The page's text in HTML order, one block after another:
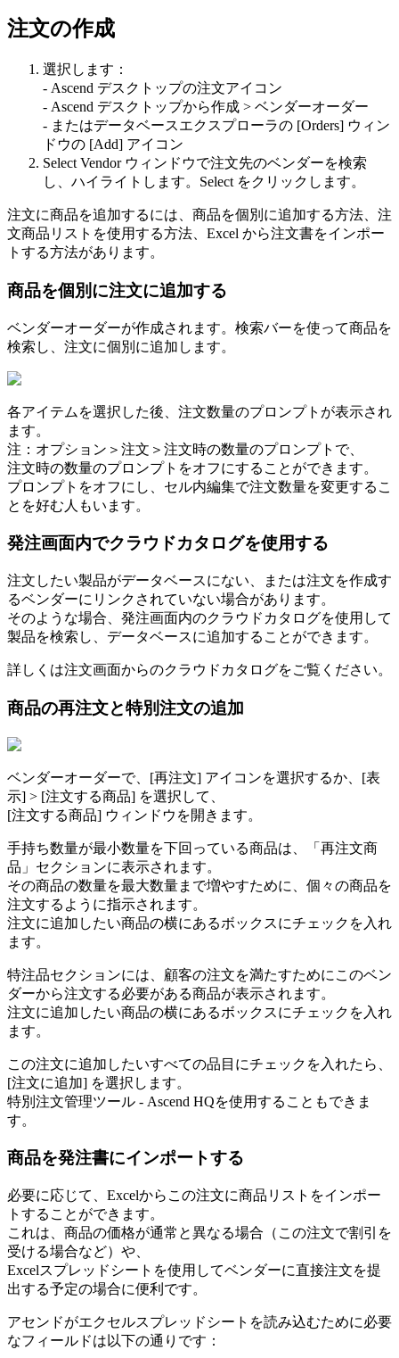
注文の作成
選択 し ま す ：
- Ascend デス ク ト ップの注文アイ コ ン
- Ascend デス ク ト ップから作成 > ベンダーオーダー
- ま たはデータベースエク スプロ ーラの [Orders] ウ ィ ン
ド ウの [Add] アイ コ ン
Select Vendor ウ ィ ン ド ウで注文先のベンダーを検索
し
ハイ ライ ト し ま す。 Select をク リ ッ ク し ま す。
注文に商品を追加するには 商品を個別 に追加する方法
注
文商品 リ ス ト を使用する方法 Excel から注文書をイ ンポー
ト する方法があ り ま す。
商品を個 別 に注文に追加する
ベンダーオーダーが作成されま す。 検索バーを使って商品を
検索 し 注文に個別 に追加 し ま す。
各アイ テ ム を選択 した後 注文数量のプロ ンプト が表示され
ま す。
注 ： オプシ ョ ン ＞ 注文 ＞ 注文時の数量のプロ ンプト で、
注文時の数量のプロ ンプト をオフにする こ と ができ ま す。
プロ ンプト をオフに し セル内編集で注文数量を変更する こ
と を好む 人 もい ま す。
発注画面内でクラウ ドカタ ログを使用する
注文 したい製品がデータベースにない ま たは注文を作成す
るベンダーに リ ンク されていない場合があ り ま す。
そのよ う な場合 発注画面内のクラ ウ ド カ タ ロ グを使用 して
製品を検索 し データベースに追加する こ と ができ ま す。
詳し く は注文画面からのクラ ウ ド カ タ ロ グをご覧 く ださ い。
商品の再注文と特別注文の追加
ベンダーオーダーで、 [再注文] アイ コ ンを選択するか [表
示] > [注文する商品] を選択 して
[注文する商品] ウ ィ ン ド ウ を開 き ま す。
手持ち数量が最小数量を下回 っている商品は 「 再注文商
品 」 セク シ ョ ンに表示されま す。
その商品の数量を最大数量ま で増やすために 個 々の商品を
注文する よ う に指示されま す。
注文に追加 したい商品の横にあるボッ ク スにチ ェ ッ ク を 入れ
ま す。
特注品セク シ ョ ンには 顧客の注文を満たすために こ のベン
ダーから注文する必要がある商品が表示されま す。
注文に追加 したい商品の横にあるボッ ク スにチ ェ ッ ク を 入れ
ま す。
こ の注文に追加 したいすべての品 目 にチ ェ ッ ク を 入れた ら
[注文に追加] を選択 し ま す。
特別 注文管理ツール - Ascend HQを使用する こ と もでき ま
す。
商品を発注書にインポー トする
必要に応じて Excelから こ の注文に商品 リ ス ト をイ ンポー
ト する こ と ができ ま す。
こ れは 商品の価格が通常 と異なる場合 （ こ の注文で割 引 を
受ける場合など） や
Excelスプレ ッ ド シー ト を使用 してベンダーに直接注文を提
出する予定の場合に便利 です。
アセン ドがエクセルスプレ ッ ド シー ト を読み込むために必要
なフ ィ ール ドは 以下の通 り です ：